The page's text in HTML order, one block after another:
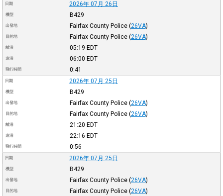
日期 2026年 07月 26日
機型 B429
出發地 Fairfax County Police (26VA)
目的地 Fairfax County Police (26VA)
離港 05:19 EDT
進港 06:00 EDT
飛行時間 0:41
日期 2026年 07月 25日
機型 B429
出發地 Fairfax County Police (26VA)
目的地 Fairfax County Police (26VA)
離港 21:20 EDT
進港 22:16 EDT
飛行時間 0:56
日期 2026年 07月 25日
機型 B429
出發地 Fairfax County Police (26VA)
目的地 Fairfax County Police (26VA)